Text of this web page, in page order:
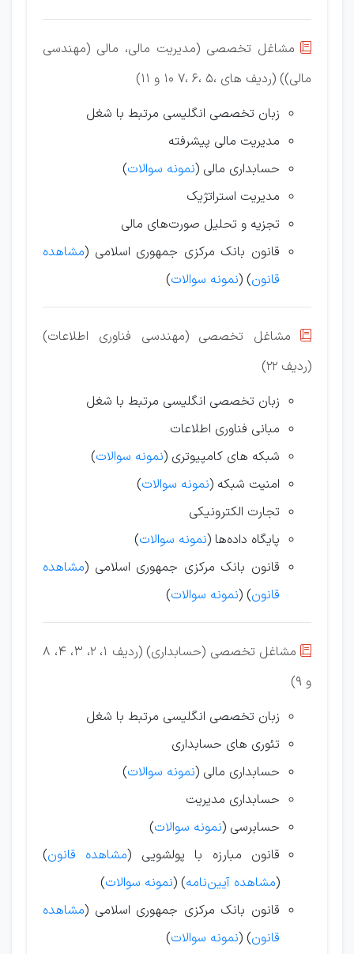

مشاغل تخصصی (مدیریت مالی، مالی (مهندسی
مالی)) (ردیف های ،5 ،6 ،7 10 و 11)
زبان تخصصی انگلیسی مرتبط با شغل
مدیریت مالی پیشرفته
حسابداری مالی (نمونه سوالات)
مدیریت استراتژیک
تجزیه و تحلیل صورت‌های مالی
قانون بانک مرکزی جمهوری اسلامی (مشاهده
قانون) (نمونه سوالات)

مشاغل تخصصی (مهندسی فناوری اطلاعات)
(ردیف 22)
زبان تخصصی انگلیسی مرتبط با شغل
مبانی فناوری اطلاعات
شبکه های کامپیوتری (نمونه سوالات)
امنیت شبکه (نمونه سوالات)
تجارت الکترونیکی
پایگاه داده‌ها (نمونه سوالات)
قانون بانک مرکزی جمهوری اسلامی (مشاهده
قانون) (نمونه سوالات)

مشاغل تخصصی (حسابداری) (ردیف 1، 2، 3، 4، 8
و 9)
زبان تخصصی انگلیسی مرتبط با شغل
تئوری های حسابداری
حسابداری مالی (نمونه سوالات)
حسابداری مدیریت
حسابرسی (نمونه سوالات)
قانون مبارزه با پولشویی (مشاهده قانون)
(مشاهده آیین‌نامه) (نمونه سوالات)
قانون بانک مرکزی جمهوری اسلامی (مشاهده
قانون) (نمونه سوالات)